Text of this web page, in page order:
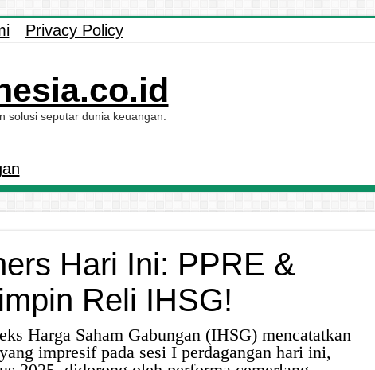
Privacy Policy
solusi seputar dunia keuangan.
Hari Ini: PPRE &
Reli IHSG!
Harga Saham Gabungan (IHSG) mencatatkan
impresif pada sesi I perdagangan hari ini,